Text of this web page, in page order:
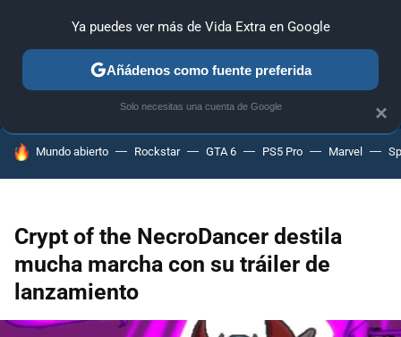
ANÁLISIS GUÍAS Y TRUCOS PC SONY NINTENDO
HOY SE HABLA DE
Mundo abierto Rockstar GTA 6 PS5 Pro Marvel
Crypt of the NecroDancer destila
mucha marcha con su tráiler de
lanzamiento
×
Ya puedes ver más de Vida Extra en Google
Añádenos como fuente preferida
Solo necesitas una cuenta de Google